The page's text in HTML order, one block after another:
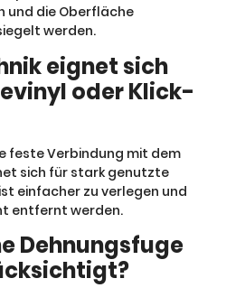
und die Oberfläche
werden.
eignet sich
oder Klick-
feste Verbindung mit dem
sich für stark genutzte
einfacher zu verlegen und
entfernt werden.
Dehnungsfuge